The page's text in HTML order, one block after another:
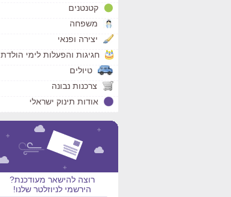
קטנטנים
משפחה
יצירה ופנאי
חגיגות והפעלות לימי הולדת
טיולים
צרכנות נבונה
אודות תינוק ישראלי
רוצה להישאר מעודכנת?
הירשמי לניוזלטר שלנו!